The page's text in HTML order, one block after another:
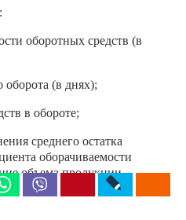
оборотных средств (в
оборота (в днях);
в обороте;
среднего остатка
оборачиваемости
объема продукции.
(перерасход) оборотных
вотчетном году по